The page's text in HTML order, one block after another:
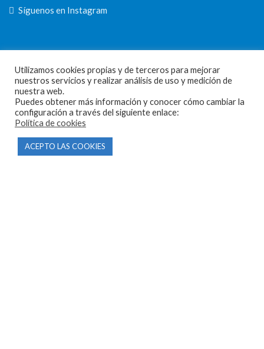
Síguenos en Instagram
Inicio
Tienda
Tasamos tu moto
Contacto
Utilizamos cookies propias y de terceros para mejorar
nuestros servicios y realizar análisis de uso y medición de
nuestra web.
Puedes obtener más información y conocer cómo cambiar la
configuración a través del siguiente enlace:
Política de cookies
ACEPTO LAS COOKIES